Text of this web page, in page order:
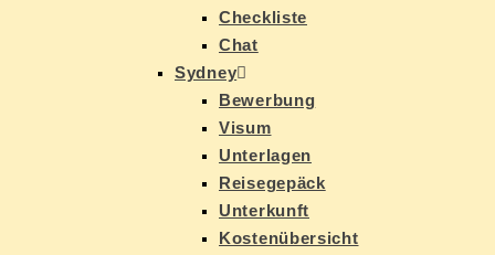
Check­lis­te
Chat
Syd­ney
Be­wer­bung
Vi­sum
Un­ter­la­gen
Rei­se­ge­päck
Un­ter­kunft
Kos­ten­über­sicht